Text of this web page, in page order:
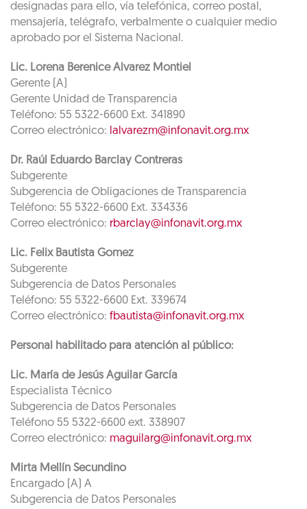
designadas para ello, vía telefónica, correo postal,
mensajería, telégrafo, verbalmente o cualquier medio
aprobado por el Sistema Nacional.
Lic. Lorena Berenice Alvarez Montiel
Gerente (A)
Gerente Unidad de Transparencia
Teléfono: 55 5322-6600 Ext. 341890
Correo electrónico: lalvarezm@infonavit.org.mx
Dr. Raúl Eduardo Barclay Contreras
Subgerente
Subgerencia de Obligaciones de Transparencia
Teléfono: 55 5322-6600 Ext. 334336
Correo electrónico: rbarclay@infonavit.org.mx
Lic. Felix Bautista Gomez
Subgerente
Subgerencia de Datos Personales
Teléfono: 55 5322-6600 Ext. 339674
Correo electrónico: fbautista@infonavit.org.mx
Personal habilitado para atención al público:
Lic. María de Jesús Aguilar García
Especialista Técnico
Subgerencia de Datos Personales
Teléfono 55 5322-6600 ext. 338907
Correo electrónico: maguilarg@infonavit.org.mx
Mirta Mellín Secundino
Encargado (A) A
Subgerencia de Datos Personales